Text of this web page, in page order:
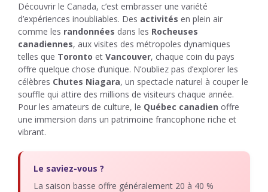
Découvrir le Canada, c’est embrasser une variété
d’expériences inoubliables. Des activités en plein air
comme les randonnées dans les Rocheuses
canadiennes, aux visites des métropoles dynamiques
telles que Toronto et Vancouver, chaque coin du pays
offre quelque chose d’unique. N’oubliez pas d’explorer les
célèbres Chutes Niagara, un spectacle naturel à couper le
souffle qui attire des millions de visiteurs chaque année.
Pour les amateurs de culture, le Québec canadien offre
une immersion dans un patrimoine francophone riche et
vibrant.
Le saviez-vous ?
La saison basse offre généralement 20 à 40 %